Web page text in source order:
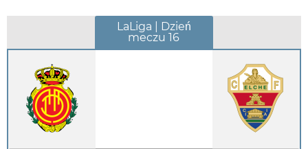
LaLiga | Dzień
meczu 16